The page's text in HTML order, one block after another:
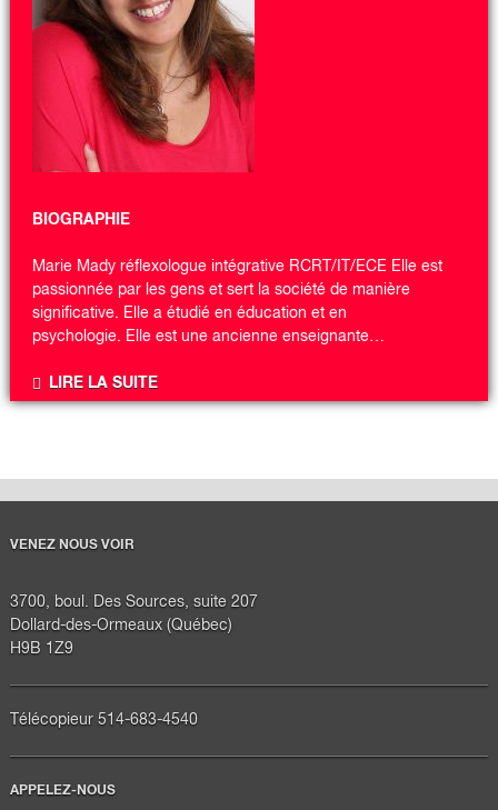
BIOGRAPHIE
Marie Mady réflexologue intégrative RCRT/IT/ECE Elle est
passionnée par les gens et sert la société de manière
significative. Elle a étudié en éducation et en
psychologie. Elle est une ancienne enseignante…
LIRE LA SUITE
VENEZ NOUS VOIR
3700, boul. Des Sources, suite 207
Dollard-des-Ormeaux (Québec)
H9B 1Z9
Télécopieur 514-683-4540
APPELEZ-NOUS